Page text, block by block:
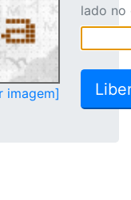
imagem]
lado no